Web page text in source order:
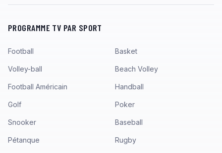
PROGRAMME TV PAR SPORT
Football Basket
Volley-ball Beach Volley
Football Américain Handball
Golf Poker
Snooker Baseball
Pétanque Rugby